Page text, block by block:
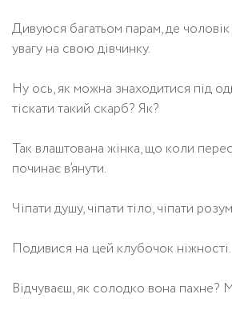
Дивуюся багатьом парам, де
увагу на свою дівчинку.
Ну ось, як можна знаходитися під
тіскати такий скарб? Як?
Так влаштована жінка, що коли
починає в’янути.
Чіпати душу, чіпати тіло, чіпати
Подивися на цей клубочок ніжності.
Відчуваєш, як солодко вона